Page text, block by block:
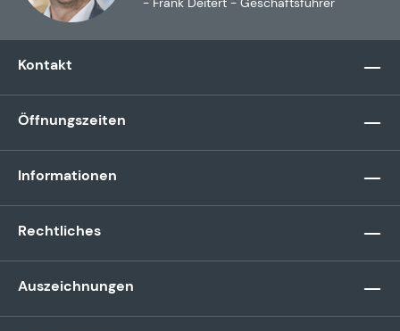
Kontakt
Öffnungszeiten
Informationen
Rechtliches
Auszeichnungen